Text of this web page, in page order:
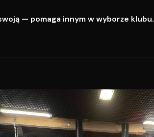
— pomaga innym w wyborze klubu.